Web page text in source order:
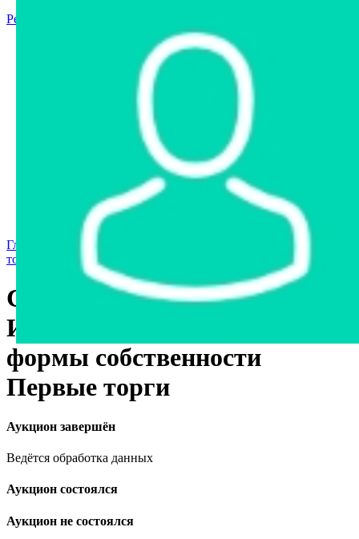
Регистрация
Интернет-магазин
Интернет-витрина
Арестованное имущество
Реестр несостоявшихся торгов
Реестр переоценок
Государственное имущество
Главная страница
торгов
Станки и оборудование
Стол сортировочный
Имущество государственной
формы собственности
Первые торги
Аукцион завершён
Ведётся обработка данных
Аукцион состоялся
Аукцион не состоялся